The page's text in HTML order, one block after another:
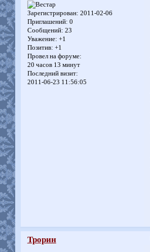
Зарегистрирован: 2011-02-06
Приглашений: 0
Сообщений: 23
Уважение: +1
Позитив: +1
Провел на форуме:
20 часов 13 минут
Последний визит:
2011-06-23 11:56:05
Трорин